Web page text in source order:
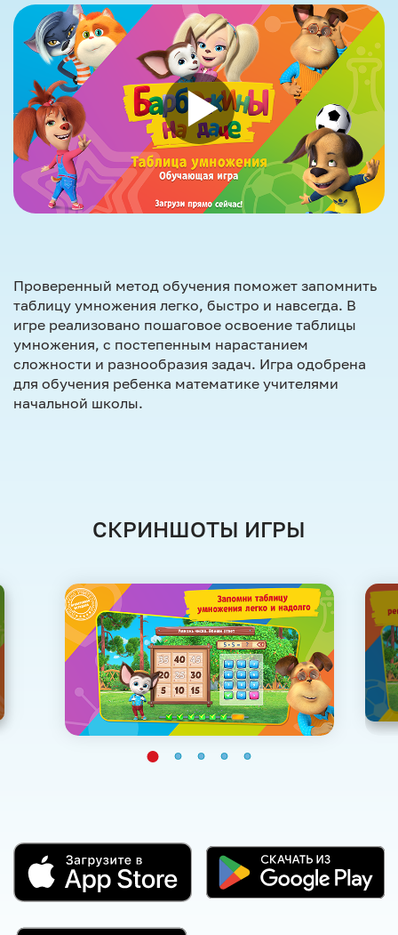
Проверенный метод обучения поможет запомнить
таблицу умножения легко, быстро и навсегда. В
игре реализовано пошаговое освоение таблицы
умножения, с постепенным нарастанием
сложности и разнообразия задач. Игра одобрена
для обучения ребенка математике учителями
начальной школы.
СКРИНШОТЫ ИГРЫ